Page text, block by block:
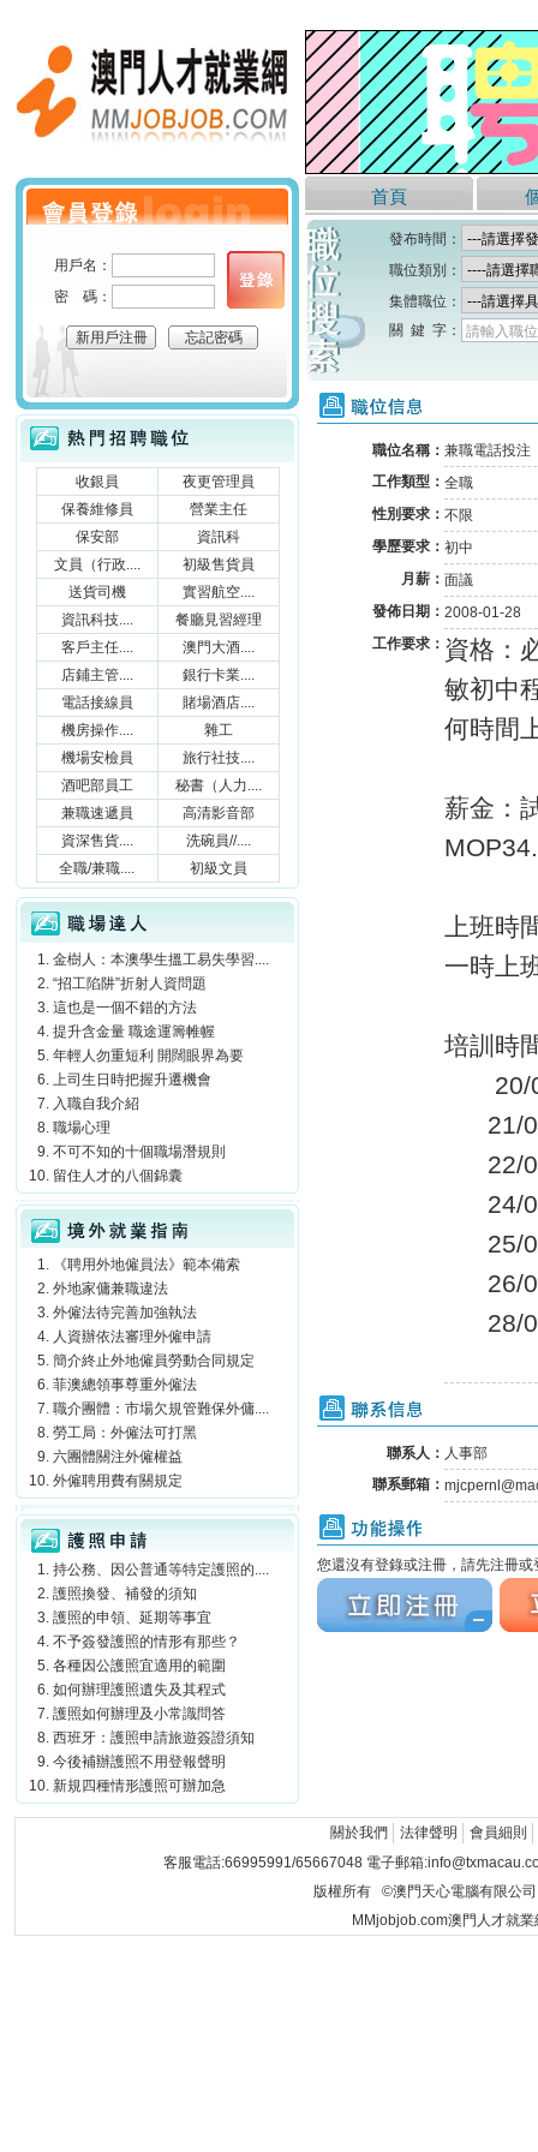
首頁
發布時間：
職位類別：
集體職位：
關 鍵 字：
請輸入職
職位信息
職位名稱： 兼職電話投注
工作類型： 全職
性別要求： 不限
學歷要求： 初中
月薪： 面議
發佈日期： 2008-01-28
工作要求： 資格：
敏初中
何時間
薪金：
上班時
一時上
培
20/
21/
22/
24/
25/
26/
28/
聯系信息
聯系人： 人事部
聯系郵箱：
功能操作
您還沒有登錄或注冊，請先注冊
立刻注冊
立刻
個人會員登錄
用戶名：
密 碼：
新用戶注冊 忘記密碼
熱門招聘職位
收銀員
夜更管理員
保養維修員
營業主任
保安部
資訊科
文員（行政....
初級售貨員
送貨司機
實習航空....
資訊科技....
餐廳見習經理
客戶主任....
澳門大酒....
店鋪主管....
銀行卡業....
電話接線員
賭場酒店....
機房操作....
雜工
機場安檢員
旅行社技....
酒吧部員工
秘書（人力....
兼職速遞員
高清影音部
資深售貨....
洗碗員//....
全職/兼職....
初級文員
職場達人
金樹人：本澳學生搵工易失學習....
“招工陷阱”折射人資問題
這也是一個不錯的方法
提升含金量 職途運籌帷幄
年輕人勿重短利 開闊眼界為要
上司生日時把握升遷機會
入職自我介紹
職場心理
不可不知的十個職場潛規則
留住人才的八個錦囊
境外就業指南
《聘用外地僱員法》範本備索
外地家傭兼職違法
外僱法待完善加強執法
人資辦依法審理外僱申請
簡介終止外地僱員勞動合同規定
菲澳總領事尊重外僱法
職介團體：市場欠規管難保外傭....
勞工局：外僱法可打黑
六團體關注外僱權益
外僱聘用費有關規定
護照申請
持公務、因公普通等特定護照的....
護照換發、補發的須知
護照的申領、延期等事宜
不予簽發護照的情形有那些？
各種因公護照宜適用的範圍
如何辦理護照遺失及其程式
護照如何辦理及小常識問答
西班牙：護照申請旅遊簽證須知
今後補辦護照不用登報聲明
新規四種情形護照可辦加急
關於我們 法律聲明
會員細則
客服電話:66995991/65667048 電子郵箱
版權所有 ©澳門天心電腦有限公
MMjobjob.com澳門人才就